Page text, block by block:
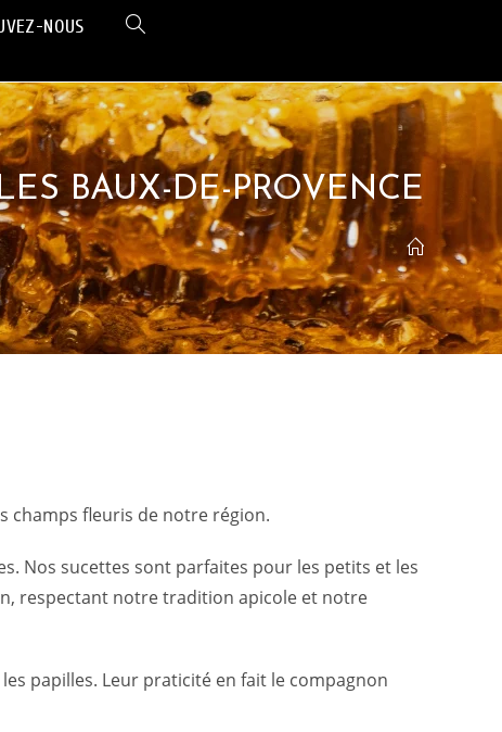
NOUS
BAUX-DE-PROVENCE
champs fleuris de notre région.
Nos sucettes sont parfaites pour les petits et les
respectant notre tradition apicole et notre
papilles. Leur praticité en fait le compagnon